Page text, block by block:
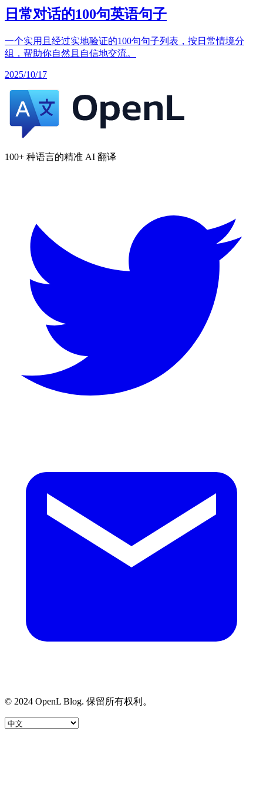
日常对话的100句英语句子
一个实用且经过实地验证的100句句子列表，按日常情境分
组，帮助你自然且自信地交流。
2025/10/17
100+ 种语言的精准 AI 翻译
© 2024 OpenL Blog. 保留所有权利。